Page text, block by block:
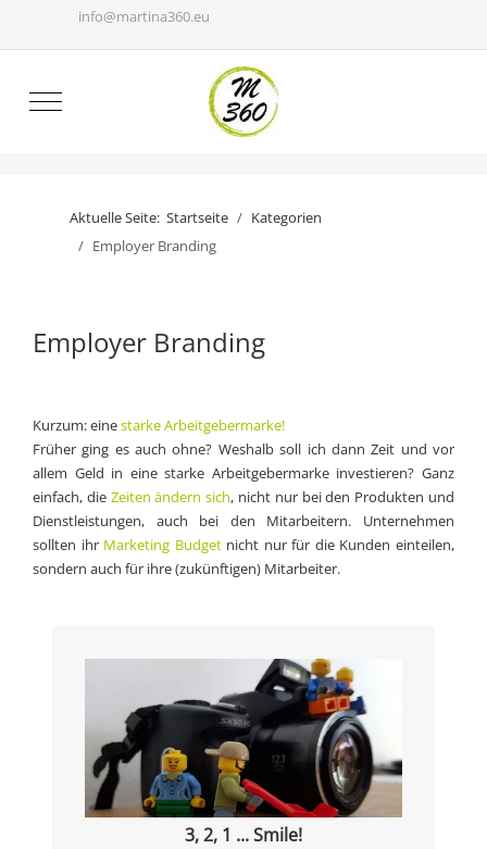
info@martina360.eu
Mobile Menu Toggle
Aktuelle Seite: Startseite
Kategorien
Employer Branding
Employer Branding
Kurzum: einestarke Arbeitgebermarke!
Früher ging es auch ohne? Weshalb soll ich dann Zeit und vor
allem Geld in eine starke Arbeitgebermarke investieren? Ganz
einfach, die Zeiten ändern sich, nicht nur bei den Produkten und
Dienstleistungen, auch bei den Mitarbeitern. Unternehmen
sollten ihr Marketing Budgetnicht nur für die Kunden einteilen,
sondern auch für ihre (zukünftigen) Mitarbeiter.
3, 2, 1 ... Smile!